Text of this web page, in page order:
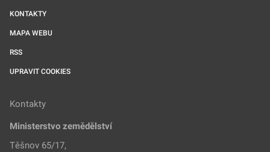
KONTAKTY
MAPA WEBU
RSS
UPRAVIT COOKIES
Kontakty
Ministerstvo zemědělství
Těšnov 65/17,